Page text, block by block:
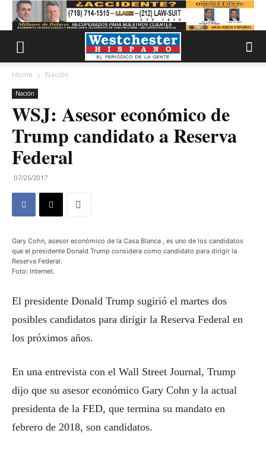
Home Nación
Nación
WSJ: Asesor económico de
Trump candidato a Reserva
Federal
07/26/2017
Gary Cohn, asesor económico de la Casa Blanca , es uno de los candidatos
que el presidente Donald Trump considera como candidato para dirigir la
Reserva Federal.
Foto: Internet.
El presidente Donald Trump sugirió el martes dos
posibles candidatos para dirigir la Reserva Federal en
los próximos años.
En una entrevista con el Wall Street Journal, Trump
dijo que su asesor económico Gary Cohn y la actual
presidenta de la FED, que termina su mandato en
febrero de 2018, son candidatos.